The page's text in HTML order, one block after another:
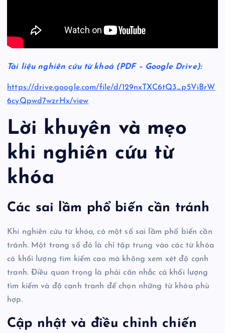
Tài liệu nghiên cứu từ khoá (PDF – Google Drive):
https://drive.google.com/file/d/129nxTXC6tQ3_p5ViBrW
6cyQpwd7wzrHx/view
Lời khuyên và mẹo
khi nghiên cứu từ
khóa
Các sai lầm phổ biến cần tránh
Khi nghiên cứu từ khóa, có một số sai lầm phổ biến cần
tránh. Một trong số đó là chỉ tập trung vào các từ khóa
có khối lượng tìm kiếm cao mà không xem xét độ cạnh
tranh. Điều quan trọng là phải cân nhắc cả khối lượng
tìm kiếm và độ cạnh tranh để chọn những từ khóa phù
hợp.
Cập nhật và điều chỉnh chiến